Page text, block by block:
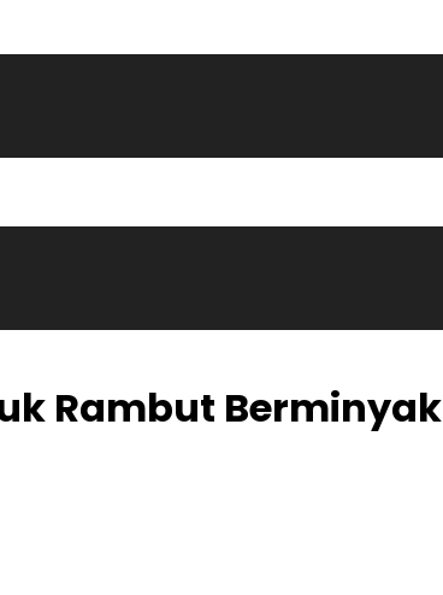
Rambut Berminyak